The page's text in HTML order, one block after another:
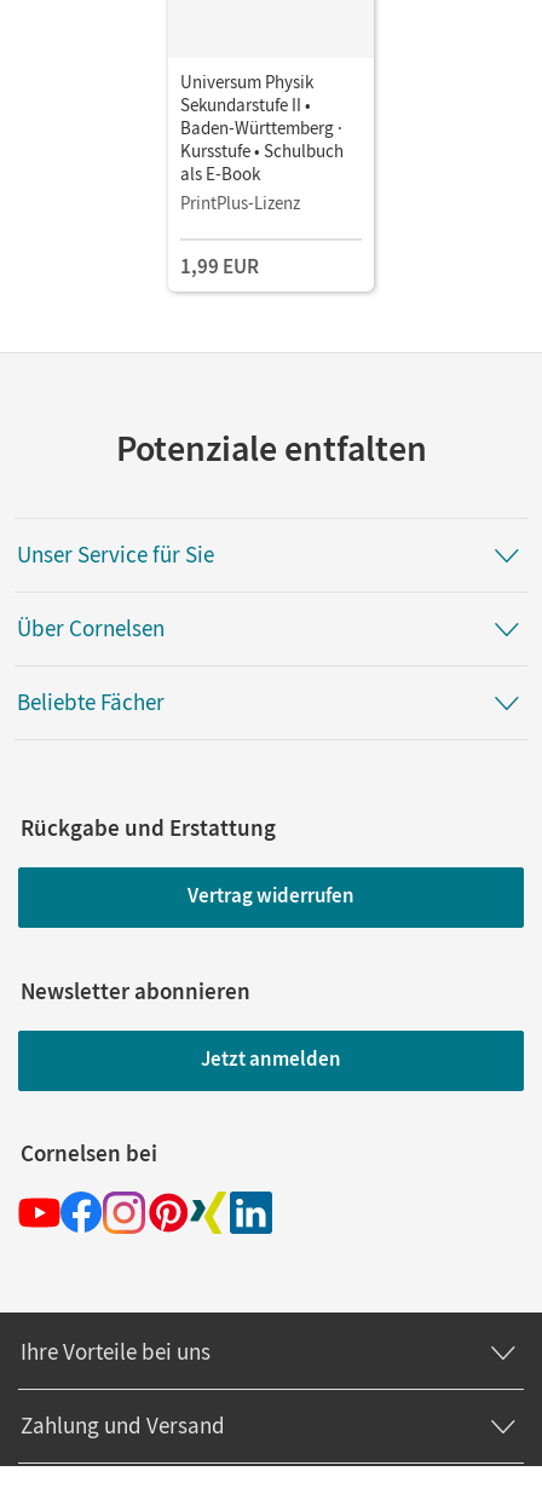
Universum Physik
Sekundarstufe II •
Baden-Württemberg ·
Kursstufe • Schulbuch
als E-Book
PrintPlus-Lizenz
1,99 EUR
Potenziale entfalten
Unser Service für Sie
Über Cornelsen
Beliebte Fächer
Rückgabe und Erstattung
Vertrag widerrufen
Newsletter abonnieren
Jetzt anmelden
Cornelsen bei
Ihre Vorteile bei uns
Zahlung und Versand